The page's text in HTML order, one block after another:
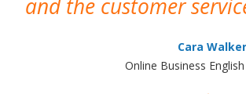
and the customer
Cara Walker
Online Business